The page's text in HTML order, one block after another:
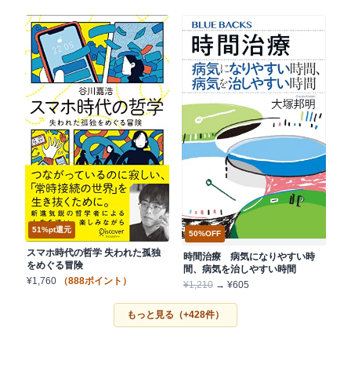
51%pt還元
スマホ時代の哲学 失われた孤独
をめぐる冒険
¥1,760
（888ポイント）
50%OFF
時間治療 病気になりやすい時
間、病気を治しやすい時間
¥1,210 → ¥605
もっと見る（+428件）